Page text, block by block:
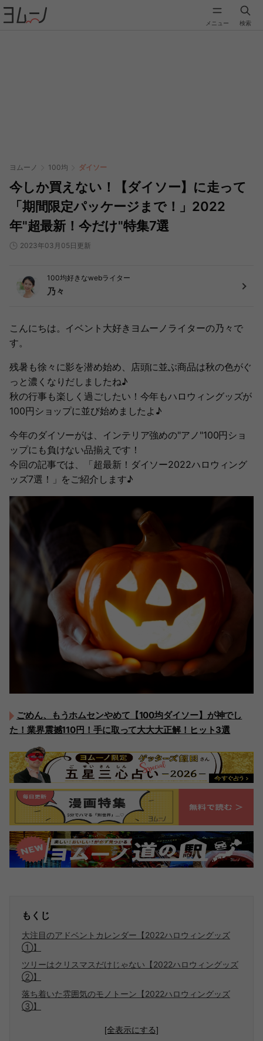
メニュー 検索
ヨムーノ 100均 ダイソー
今しか買えない！【ダイソー】に走って
「期間限定パッケージまで！」2022
年"超最新！今だけ"特集7選
2023年03月05日更新
100均好きなwebライター
乃々
こんにちは。イベント大好きヨムーノライターの乃々で
す。
残暑も徐々に影を潜め始め、店頭に並ぶ商品は秋の色がぐ
っと濃くなりだしましたね♪
秋の行事も楽しく過ごしたい！今年もハロウィングッズが
100円ショップに並び始めましたよ♪
今年のダイソーがは、インテリア強めの"アノ"100円ショ
ップにも負けない品揃えです！
今回の記事では、「超最新！ダイソー2022ハロウィング
ッズ7選！」をご紹介します♪
ごめん、もうホムセンやめて【100均ダイソー】が神でし
た！業界震撼110円！手に取って大大大正解！ヒット3選
もくじ
大注目のアドベントカレンダー【2022ハロウィングッズ
①】
ツリーはクリスマスだけじゃない【2022ハロウィングッズ
②】
落ち着いた雰囲気のモノトーン【2022ハロウィングッズ
③】
[全表示にする]